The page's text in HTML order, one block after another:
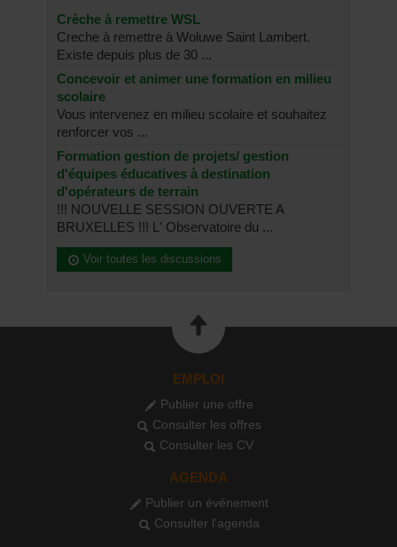
Crèche à remettre WSL
Creche à remettre à Woluwe Saint Lambert.
Existe depuis plus de 30 ...
Concevoir et animer une formation en milieu
scolaire
Vous intervenez en milieu scolaire et souhaitez
renforcer vos ...
Formation gestion de projets/ gestion
d'équipes éducatives à destination
d'opérateurs de terrain
!!! NOUVELLE SESSION OUVERTE A
BRUXELLES !!! L' Observatoire du ...
Voir toutes les discussions
EMPLOI
Publier une offre
Consulter les offres
Consulter les CV
AGENDA
Publier un événement
Consulter l'agenda